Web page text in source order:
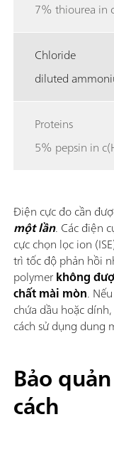
7% thiourea in
Chloride
diluted
Proteins
5% pepsin in
Điện cực đo cần
một lần. Các điện
cực chọn lọc ion
trì tốc độ phản hồi
polymerkhông
chất mài mòn.
chứa dầu hoặc
cách sử dụng dung
Bảo
cách